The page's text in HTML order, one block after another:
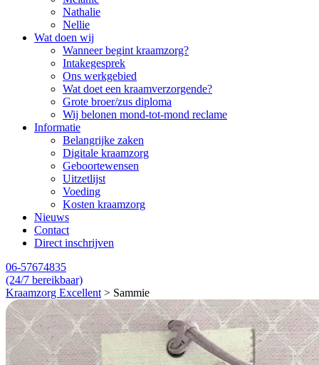
Nathalie
Nellie
Wat doen wij
Wanneer begint kraamzorg?
Intakegesprek
Ons werkgebied
Wat doet een kraamverzorgende?
Grote broer/zus diploma
Wij belonen mond-tot-mond reclame
Informatie
Belangrijke zaken
Digitale kraamzorg
Geboortewensen
Uitzetlijst
Voeding
Kosten kraamzorg
Nieuws
Contact
Direct inschrijven
06-57674835
(24/7 bereikbaar)
Kraamzorg Excellent > Sammie